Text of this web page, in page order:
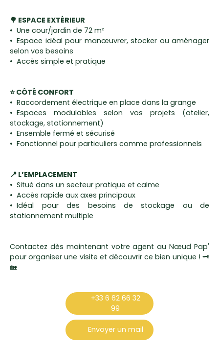
🌳 ESPACE EXTÉRIEUR
Une cour/jardin de 72 m²
Espace idéal pour manœuvrer, stocker ou aménager
selon vos besoins
Accès simple et pratique
⭐ CÔTÉ CONFORT
Raccordement électrique en place dans la grange
Espaces modulables selon vos projets (atelier,
stockage, stationnement)
Ensemble fermé et sécurisé
Fonctionnel pour particuliers comme professionnels
📍 L’EMPLACEMENT
Situé dans un secteur pratique et calme
Accès rapide aux axes principaux
Idéal pour des besoins de stockage ou de
stationnement multiple
Contactez dès maintenant votre agent au Nœud Pap'
pour organiser une visite et découvrir ce bien unique ! 🗝
🏡
+33 6 62 66 32
99
Envoyer un mail